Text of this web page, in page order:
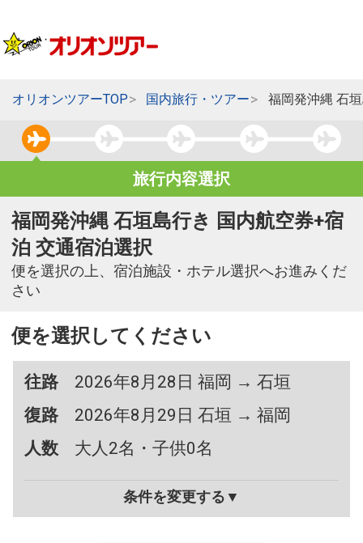
オリオンツアーTOP 国内旅行・ツアー 福岡発沖縄 石
旅行内容選択
福岡発沖縄 石垣島行き 国内航空券+宿
泊 交通宿泊選択
便を選択の上、宿泊施設・ホテル選択へお進みくだ
さい
便を選択してください
往路
2026年8月28日 福岡 → 石垣
復路
2026年8月29日 石垣 → 福岡
人数
大人2名・子供0名
条件を変更する▼